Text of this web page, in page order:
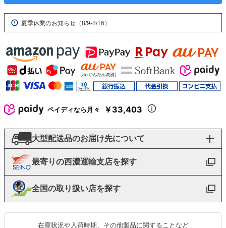
夏季休業のお知らせ（8/9-8/16）
ペイディなら月々 ￥33,403
大型配送品のお届け先について
最寄りの西濃運輸支店を探す
全国の取り扱い店を探す
在庫状況や入荷時期、その他製品に関することなど